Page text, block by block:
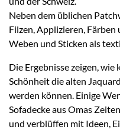
Neben dem üblichen
Filzen, Applizieren, Färben
Weben und Sticken als
Die Ergebnisse zeigen,
Schönheit die alten
werden können. Einige
Sofadecke aus Omas
und verblüffen mit Ideen,